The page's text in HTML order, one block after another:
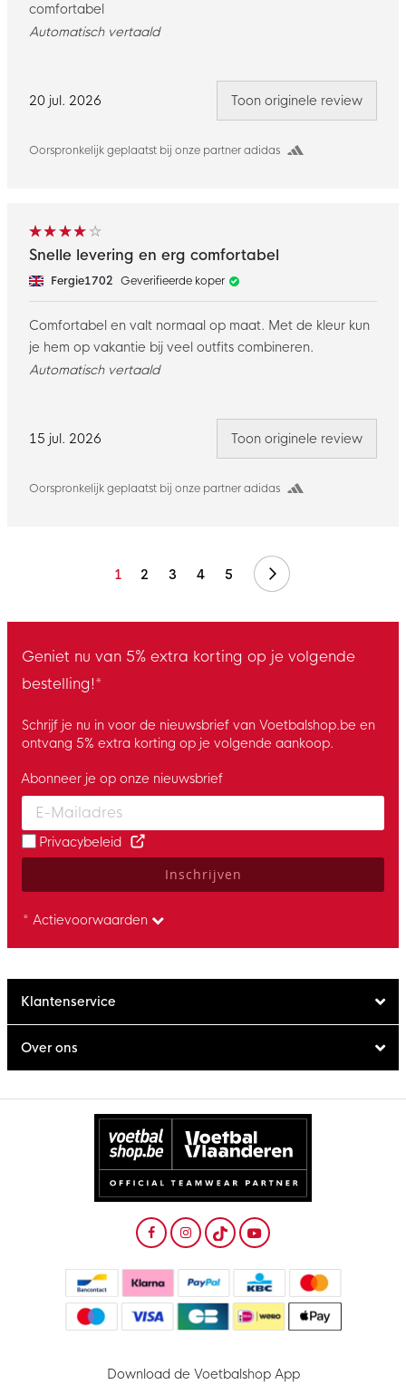
20 jul. 2026
Oorspronkelijk geplaatst bij onze partner adidas
comfortabel
Automatisch vertaald
Toon originele review
15 jul. 2026
Oorspronkelijk geplaatst bij onze partner adidas
Snelle levering en erg comfortabel
Fergie1702 Geverifieerde koper
Comfortabel en valt normaal op maat. Met de kleur kun
je hem op vakantie bij veel outfits combineren.
Automatisch vertaald
Toon originele review
1 2 3 4 5 Volgende
Geniet nu van 5% extra korting op je volgende
bestelling!*
Schrijf je nu in voor de nieuwsbrief van Voetbalshop.be en
ontvang 5% extra korting op je volgende aankoop.
Enter your email and accept the privacy policy to subscribe to
Abonneer je op onze nieuwsbrief
Privacybeleid
Inschrijven
* Actievoorwaarden
Klantenservice
Over ons
Download de Voetbalshop App